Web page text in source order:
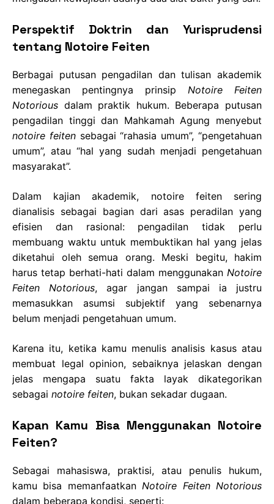
Perspektif Doktrin dan Yurisprudensi
tentang Notoire Feiten
Berbagai putusan pengadilan dan tulisan akademik
menegaskan pentingnya prinsip Notoire Feiten
Notorious dalam praktik hukum. Beberapa putusan
pengadilan tinggi dan Mahkamah Agung menyebut
notoire feitensebagai “rahasia umum”, “pengetahuan
umum”, atau “hal yang sudah menjadi pengetahuan
masyarakat”.
Dalam kajian akademik, notoire feiten sering
dianalisis sebagai bagian dari asas peradilan yang
efisien dan rasional: pengadilan tidak perlu
membuang waktu untuk membuktikan hal yang jelas
diketahui oleh semua orang. Meski begitu, hakim
harus tetap berhati-hati dalam menggunakan Notoire
Feiten Notorious, agar jangan sampai ia justru
memasukkan asumsi subjektif yang sebenarnya
belum menjadi pengetahuan umum.
Karena itu, ketika kamu menulis analisis kasus atau
membuat legal opinion, sebaiknya jelaskan dengan
jelas mengapa suatu fakta layak dikategorikan
sebagai notoire feiten, bukan sekadar dugaan.
Kapan Kamu Bisa Menggunakan Notoire
Feiten?
Sebagai mahasiswa, praktisi, atau penulis hukum,
kamu bisa memanfaatkan Notoire Feiten Notorious
dalam beberapa kondisi, seperti: